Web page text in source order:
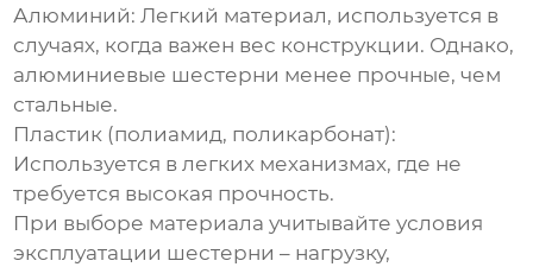
Алюминий: Легкий материал, используется в
случаях, когда важен вес конструкции. Однако,
алюминиевые шестерни менее прочные, чем
стальные.
Пластик (полиамид, поликарбонат):
Используется в легких механизмах, где не
требуется высокая прочность.
При выборе материала учитывайте условия
эксплуатации шестерни – нагрузку,